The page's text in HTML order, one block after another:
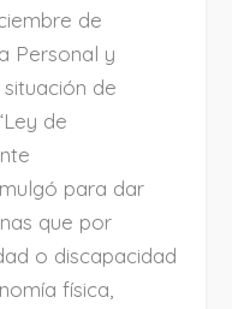
de
Personal y
de
de
para dar
que por
o discapacidad
física,